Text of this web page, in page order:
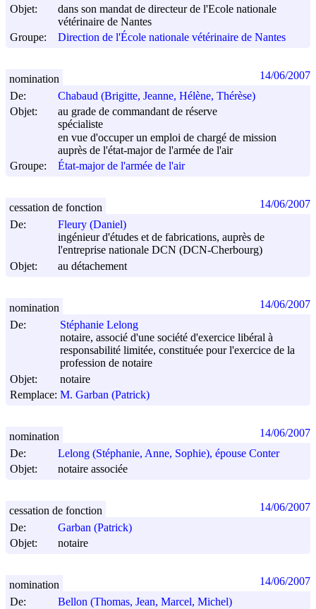
Objet:
dans son mandat de directeur de l'Ecole nationale
vétérinaire de Nantes
Groupe:
Direction de l'École nationale vétérinaire de Nantes
De:
Chabaud (Brigitte, Jeanne, Hélène, Thérèse)
Objet:
au grade de commandant de réserve
spécialiste
en vue d'occuper un emploi de chargé de mission
auprès de l'état-major de l'armée de l'air
Groupe:
État-major de l'armée de l'air
nomination 14/06/2007
De:
Fleury (Daniel)
ingénieur d'études et de fabrications, auprès de
l'entreprise nationale DCN (DCN-Cherbourg)
Objet:
au détachement
cessation de fonction 14/06/2007
De:
Stéphanie Lelong
notaire, associé d'une société d'exercice libéral à
responsabilité limitée, constituée pour l'exercice de la
profession de notaire
Objet:
notaire
Remplace: M. Garban (Patrick)
nomination 14/06/2007
De:
Lelong (Stéphanie, Anne, Sophie), épouse Conter
Objet:
notaire associée
nomination 14/06/2007
De:
Garban (Patrick)
Objet:
notaire
cessation de fonction 14/06/2007
De:
Bellon (Thomas, Jean, Marcel, Michel)
nomination 14/06/2007